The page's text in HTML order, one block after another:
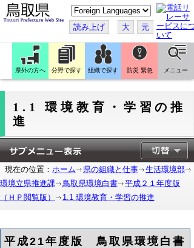
こ
の
ペ
ー
ジ
翻
訳
す
読み上げ 大 元
県外の方へ 分野で探す 組織で探す 防災 緊急 メニュー
1.1 環境教育・学習の推
進
現在の位置： ホーム 県の組織と仕事
生活環境部
環境立県推進課
鳥取県環境白書
平成２１年度版
（ＨＰ閲覧版）
1.1 環境教育・学習の推進
平成21年度版 鳥取県環境白書